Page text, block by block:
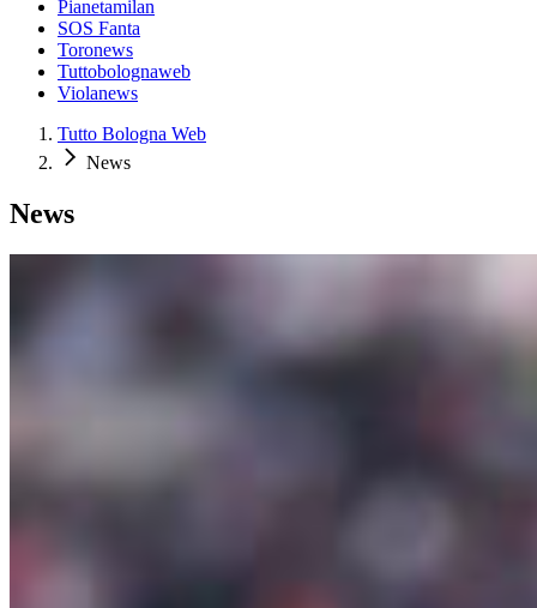
Pianetamilan
SOS Fanta
Toronews
Tuttobolognaweb
Violanews
Tutto Bologna Web
News
News